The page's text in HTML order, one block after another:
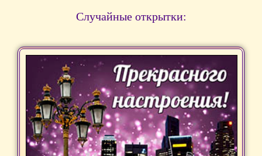
Случайные открытки: